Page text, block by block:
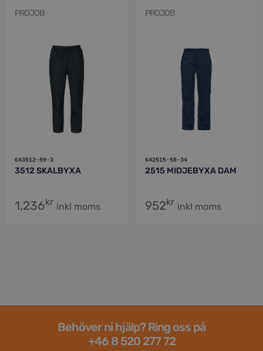
PROJOB
643512-99-3
3512 SKALBYXA
1,236kr inkl moms
PROJOB
642515-58-34
2515 MIDJEBYXA DAM
952kr inkl moms
Behöver ni hjälp? Ring oss på
+46 8 520 277 72